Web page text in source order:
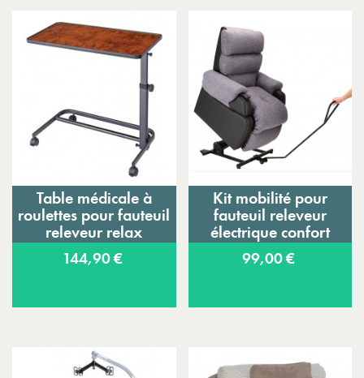
Table médicale à
roulettes pour fauteuil
releveur relax
Diffusion Herdegen
144,90 €
Kit mobilité pour
fauteuil releveur
électrique confort
Cocoon
99,00 €